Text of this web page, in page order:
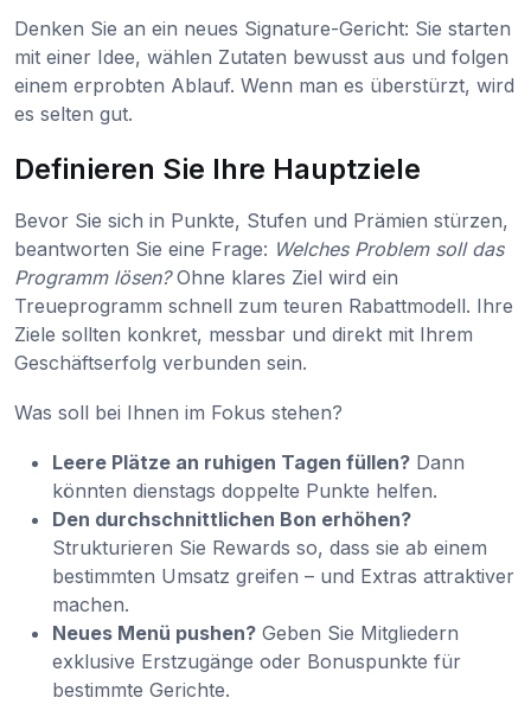
Denken Sie an ein neues Signature-Gericht: Sie starten
mit einer Idee, wählen Zutaten bewusst aus und folgen
einem erprobten Ablauf. Wenn man es überstürzt, wird
es selten gut.
Definieren Sie Ihre Hauptziele
Bevor Sie sich in Punkte, Stufen und Prämien stürzen,
beantworten Sie eine Frage: Welches Problem soll das
Programm lösen?Ohne klares Ziel wird ein
Treueprogramm schnell zum teuren Rabattmodell. Ihre
Ziele sollten konkret, messbar und direkt mit Ihrem
Geschäftserfolg verbunden sein.
Was soll bei Ihnen im Fokus stehen?
Leere Plätze an ruhigen Tagen füllen? Dann
könnten dienstags doppelte Punkte helfen.
Den durchschnittlichen Bon erhöhen?
Strukturieren Sie Rewards so, dass sie ab einem
bestimmten Umsatz greifen – und Extras attraktiver
machen.
Neues Menü pushen? Geben Sie Mitgliedern
exklusive Erstzugänge oder Bonuspunkte für
bestimmte Gerichte.